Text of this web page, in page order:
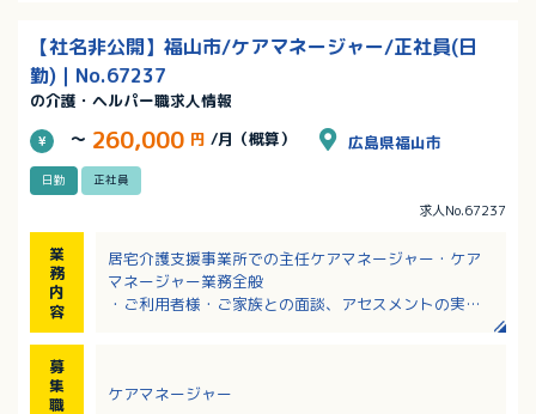
【社名非公開】福山市/ケアマネージャー/正社員(日
勤)｜No.67237
の介護・ヘルパー職求人情報
～ 260,000 円 /月（概算） 広島県福山市
日勤 正社員
求人No.67237
業
務
内
容
居宅介護支援事業所での主任ケアマネージャー・ケア
マネージャー業務全般
・ご利用者様・ご家族との面談、アセスメントの実施
・モニタリング訪問および記録業務
募
集
職
ケアマネージャー